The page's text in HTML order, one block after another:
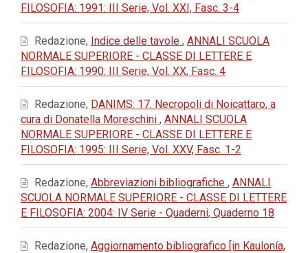
FILOSOFIA: 1991: III Serie, Vol. XXI, Fasc. 3-4
Redazione, Indice delle tavole , ANNALI SCUOLA
NORMALE SUPERIORE - CLASSE DI LETTERE E
FILOSOFIA: 1990: III Serie, Vol. XX, Fasc. 4
Redazione, DANIMS: 17. Necropoli di Noicattaro, a
cura di Donatella Moreschini , ANNALI SCUOLA
NORMALE SUPERIORE - CLASSE DI LETTERE E
FILOSOFIA: 1995: III Serie, Vol. XXV, Fasc. 1-2
Redazione, Abbreviazioni bibliografiche , ANNALI
SCUOLA NORMALE SUPERIORE - CLASSE DI LETTERE
E FILOSOFIA: 2004: IV Serie - Quaderni, Quaderno 18
Redazione, Aggiornamento bibliografico [in Kaulonía,